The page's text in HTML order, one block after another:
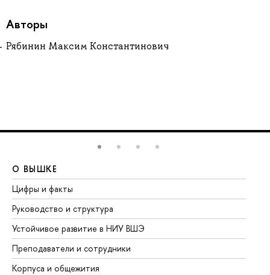
Авторы
Рябинин Максим Константинович
О ВЫШКЕ
Цифры и факты
Руководство и структура
Устойчивое развитие в НИУ ВШЭ
Преподаватели и сотрудники
Корпуса и общежития